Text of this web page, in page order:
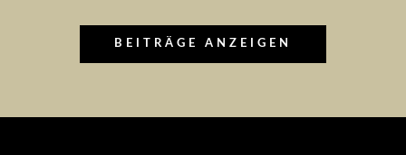
BEITRÄGE ANZEIGEN